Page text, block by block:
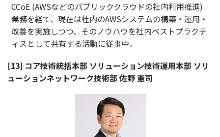
CCoE (AWSなどのパブリッククラウドの社内利用推進)
業務を経て、現在は社内のAWSシステムの構築・運用・
改善を実施しつつ、そのノウハウを社内ベストプラクテ
ィスとして共有する活動に従事中。
[13] コア技術統括本部 ソリューション技術運用本部 ソリ
ューションネットワーク技術部 佐野 憲司